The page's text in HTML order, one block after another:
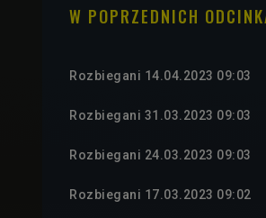
W POPRZEDNICH
Rozbiegani 14.04.2023 09:03
Rozbiegani 31.03.2023 09:03
Rozbiegani 24.03.2023 09:03
Rozbiegani 17.03.2023 09:02